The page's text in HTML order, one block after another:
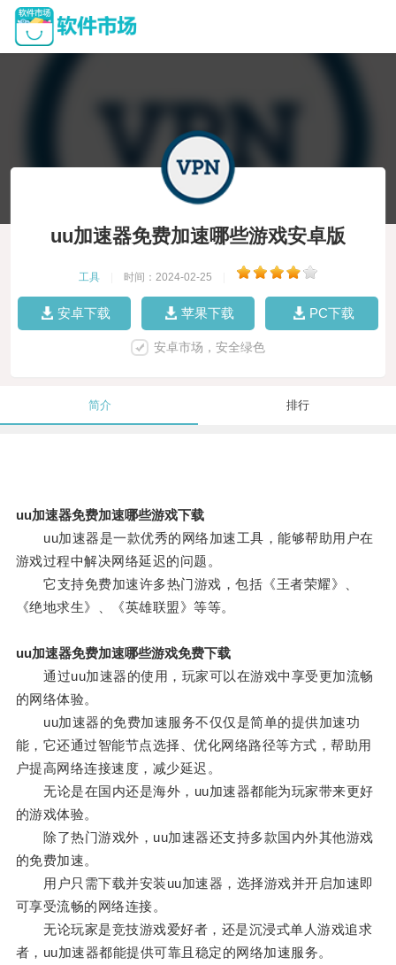
uu加速器免费加速哪些游戏安卓版
工具 时间：2024-02-25
安卓下载 苹果下载 PC下载
安卓市场，安全绿色
简介 排行
uu加速器免费加速哪些游戏下载
uu加速器是一款优秀的网络加速工具，能够帮助用户在
游戏过程中解决网络延迟的问题。
它支持免费加速许多热门游戏，包括《王者荣耀》、
《绝地求生》、《英雄联盟》等等。
uu加速器免费加速哪些游戏免费下载
通过uu加速器的使用，玩家可以在游戏中享受更加流畅
的网络体验。
uu加速器的免费加速服务不仅仅是简单的提供加速功
能，它还通过智能节点选择、优化网络路径等方式，帮助用
户提高网络连接速度，减少延迟。
无论是在国内还是海外，uu加速器都能为玩家带来更好
的游戏体验。
除了热门游戏外，uu加速器还支持多款国内外其他游戏
的免费加速。
用户只需下载并安装uu加速器，选择游戏并开启加速即
可享受流畅的网络连接。
无论玩家是竞技游戏爱好者，还是沉浸式单人游戏追求
者，uu加速器都能提供可靠且稳定的网络加速服务。